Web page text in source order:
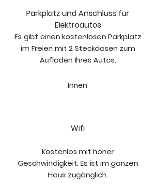
Parkplatz und Anschluss für
Elektroautos
Es gibt einen kostenlosen Parkplatz
im Freien mit 2 Steckdosen zum
Aufladen Ihres Autos.
Innen
Wifi
Kostenlos mit hoher
Geschwindigkeit. Es ist im ganzen
Haus zugänglich.